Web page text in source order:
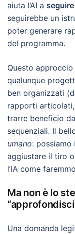
aiuta l’AI a
seguirebbe un
poter generare
del programma.
Questo
qualunque
ben organizzati
rapporti
trarre beneficio
sequenziali. Il
umano: possiamo
aggiustare il tiro
l’IA come
Ma non è lo
Una domanda